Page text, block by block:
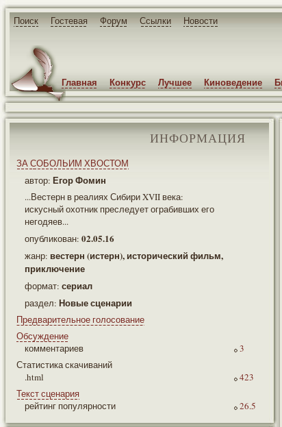
Поиск Гостевая Форум Ссылки Новости
Главная Конкурс Лучшее Киноведение
ИНФОРМАЦИЯ
ЗА СОБОЛЬИМ ХВОСТОМ
автор: Егор Фомин
...Вестерн в реалиях Сибири XVII века:
искусный охотник преследует ограбивших его
негодяев...
опубликован: 02.05.16
жанр: вестерн (истерн), исторический фильм,
приключение
формат: сериал
раздел: Новые сценарии
Предварительное голосование
Обсуждение
комментариев
3
Статистика скачиваний
.html
423
Текст сценария
рейтинг популярности
26.5